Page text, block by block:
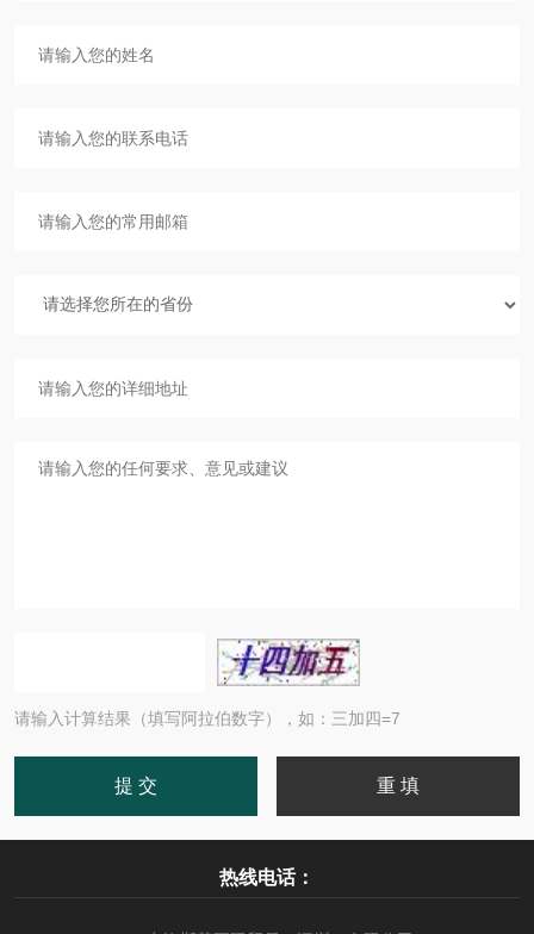
请输入计算结果（填写阿拉伯数字），如：三加四=7
热线电话：